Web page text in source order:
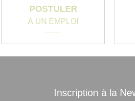
POSTULER
À UN EMPLOI
Inscription à la